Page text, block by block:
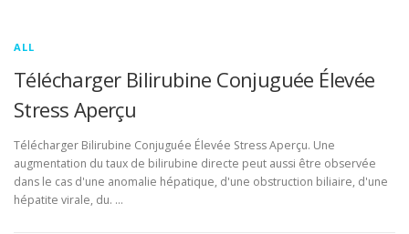
ALL
Télécharger Bilirubine Conjuguée Élevée
Stress Aperçu
Télécharger Bilirubine Conjuguée Élevée Stress Aperçu. Une
augmentation du taux de bilirubine directe peut aussi être observée
dans le cas d'une anomalie hépatique, d'une obstruction biliaire, d'une
hépatite virale, du. …